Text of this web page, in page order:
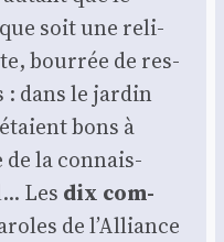
soit une reli­
bour­rée de res­
dans le jar­din
bons à
de la connais­
Les dix com­
de l’Al­liance